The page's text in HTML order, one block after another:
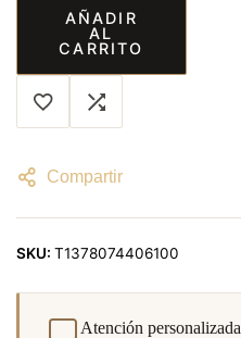
AÑADIR
AL
CARRITO
Compartir
SKU: T1378074406100
Atención personalizada